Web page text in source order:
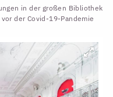
in der großen Bibliothek
der Covid-19-Pandemie